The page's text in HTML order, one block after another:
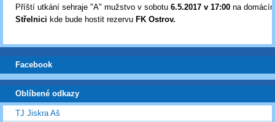
Příští utkání sehraje "A" mužstvo v sobotu 6.5.2017 v 17:00 na
Střelnici kde bude hostit rezervu FK Ostrov.
Facebook
Oblíbené odkazy
TJ Jiskra Aš